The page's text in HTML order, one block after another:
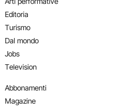
Editoria
Turismo
Dal mondo
Jobs
Television
Abbonamenti
Magazine